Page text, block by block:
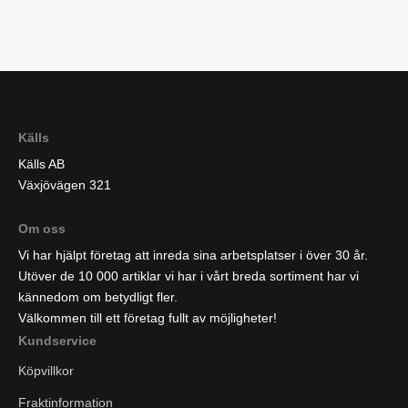
Källs
Källs AB
Växjövägen 321
Om oss
Vi har hjälpt företag att inreda sina arbetsplatser i över 30 år.
Utöver de 10 000 artiklar vi har i vårt breda sortiment har vi
kännedom om betydligt fler.
Välkommen till ett företag fullt av möjligheter!
Kundservice
Köpvillkor
Fraktinformation